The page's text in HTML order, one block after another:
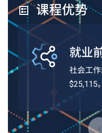
课程优势
就业
社会工
$25,115。